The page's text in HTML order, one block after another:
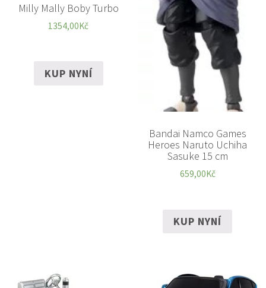
Milly Mally Boby Turbo
1354,00Kč
KUP NYNÍ
Bandai Namco Games
Heroes Naruto Uchiha
Sasuke 15 cm
659,00Kč
KUP NYNÍ